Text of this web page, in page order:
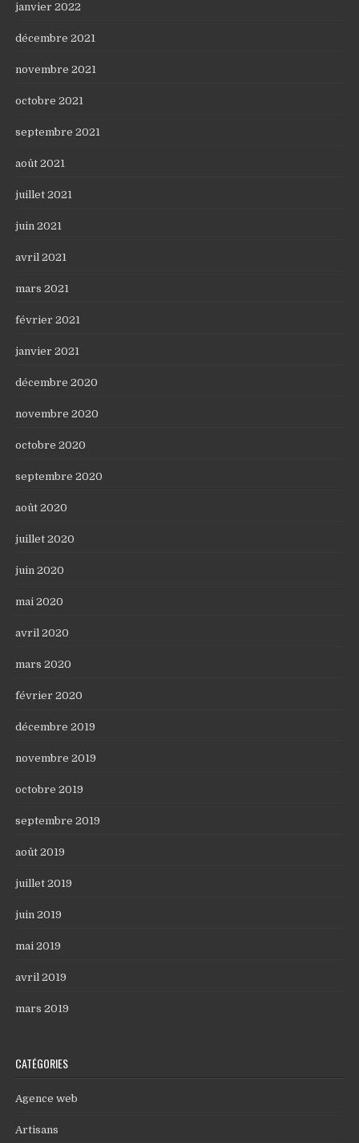
janvier 2022
décembre 2021
novembre 2021
octobre 2021
septembre 2021
août 2021
juillet 2021
juin 2021
avril 2021
mars 2021
février 2021
janvier 2021
décembre 2020
novembre 2020
octobre 2020
septembre 2020
août 2020
juillet 2020
juin 2020
mai 2020
avril 2020
mars 2020
février 2020
décembre 2019
novembre 2019
octobre 2019
septembre 2019
août 2019
juillet 2019
juin 2019
mai 2019
avril 2019
mars 2019
CATÉGORIES
Agence web
Artisans